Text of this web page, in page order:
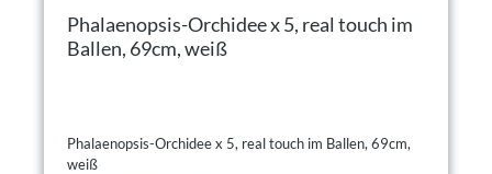
Phalaenopsis-Orchidee x 5, real touch im
Ballen, 69cm, weiß
Phalaenopsis-Orchidee x 5, real touch im Ballen, 69cm,
weiß